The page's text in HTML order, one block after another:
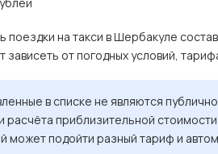
поездки на такси в Шербакуле
зависеть от погодных условий,
в списке не являются
расчёта приблизительной
может подойти разный тариф и